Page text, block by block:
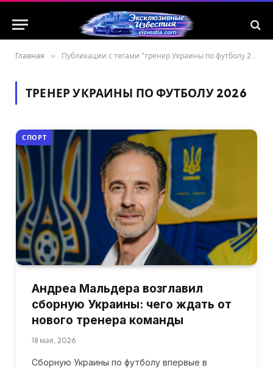
Главная » Публикации с тегами "тренер Украины по футболу 2026"
ТРЕНЕР УКРАИНЫ ПО ФУТБОЛУ 2026
СПОРТ
Андреа Мальдера возглавил
сборную Украины: чего ждать от
нового тренера команды
18 мая, 2026
Сборную Украины по футболу впервые в